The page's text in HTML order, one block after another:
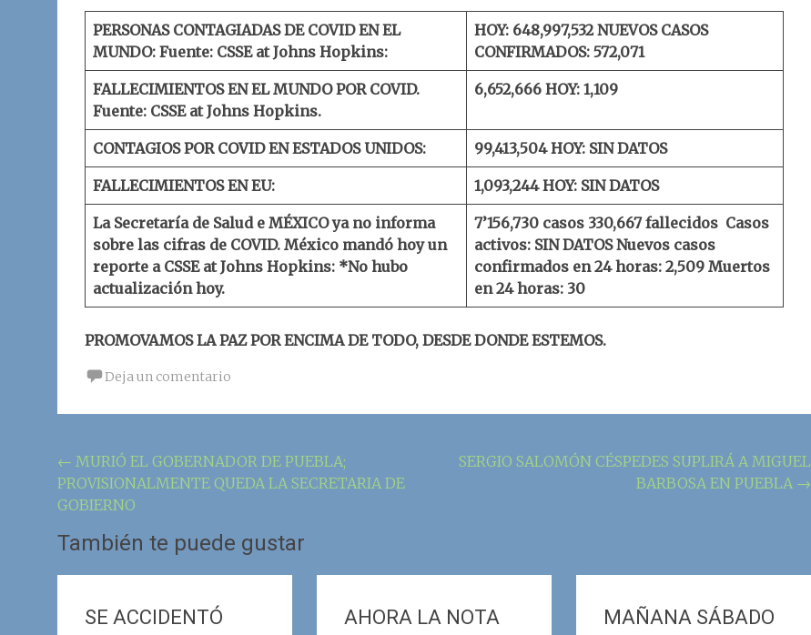
PERSONAS CONTAGIADAS DE COVID EN EL
MUNDO: Fuente: CSSE at Johns Hopkins:
HOY: 648,997,532 NUEVOS CASOS
CONFIRMADOS: 572,071
FALLECIMIENTOS EN EL MUNDO POR COVID.
Fuente: CSSE at Johns Hopkins.
6,652,666 HOY: 1,109
CONTAGIOS POR COVID EN ESTADOS UNIDOS: 99,413,504 HOY: SIN DATOS
FALLECIMIENTOS EN EU: 1,093,244 HOY: SIN DATOS
La Secretaría de Salud e MÉXICO ya no informa
sobre las cifras de COVID. México mandó hoy un
reporte a CSSE at Johns Hopkins: *No hubo
actualización hoy.
7’156,730 casos 330,667 fallecidos Casos
activos: SIN DATOS Nuevos casos
confirmados en 24 horas: 2,509 Muertos
en 24 horas: 30
PROMOVAMOS LA PAZ POR ENCIMA DE TODO, DESDE DONDE ESTEMOS.
Deja un comentario
Navegación
de
entrada
← MURIÓ EL GOBERNADOR DE PUEBLA;
PROVISIONALMENTE QUEDA LA SECRETARIA DE
GOBIERNO
SERGIO SALOMÓN CÉSPEDES SUPLIRÁ A MIGUEL
BARBOSA EN PUEBLA →
También te puede gustar
SE ACCIDENTÓ
AHORA LA NOTA
MAÑANA SÁBADO